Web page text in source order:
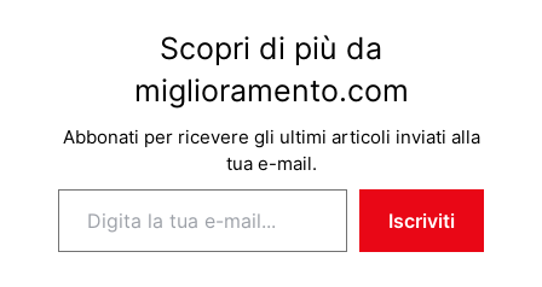
Scopri di più da
miglioramento.com
Abbonati per ricevere gli ultimi articoli inviati alla
tua e-mail.
Digita la tua e-mail...
Iscriviti